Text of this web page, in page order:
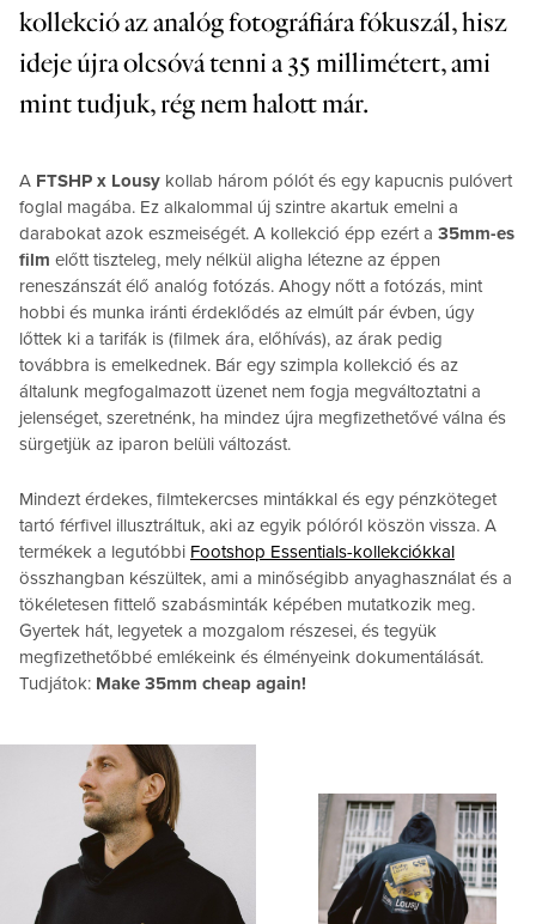
kollekció az analóg fotográfiára fókuszál, hisz
ideje újra olcsóvá tenni a 35 millimétert, ami
mint tudjuk, rég nem halott már.
A FTSHP x Lousy kollab három pólót és egy kapucnis pulóvert
foglal magába. Ez alkalommal új szintre akartuk emelni a
darabokat azok eszmeiségét. A kollekció épp ezért a 35mm-es
film előtt tiszteleg, mely nélkül aligha létezne az éppen
reneszánszát élő analóg fotózás. Ahogy nőtt a fotózás, mint
hobbi és munka iránti érdeklődés az elmúlt pár évben, úgy
lőttek ki a tarifák is (filmek ára, előhívás), az árak pedig
továbbra is emelkednek. Bár egy szimpla kollekció és az
általunk megfogalmazott üzenet nem fogja megváltoztatni a
jelenséget, szeretnénk, ha mindez újra megfizethetővé válna és
sürgetjük az iparon belüli változást.
Mindezt érdekes, filmtekercses mintákkal és egy pénzköteget
tartó férfivel illusztráltuk, aki az egyik pólóról köszön vissza. A
termékek a legutóbbi Footshop Essentials-kollekciókkal
összhangban készültek, ami a minőségibb anyaghasználat és a
tökéletesen fittelő szabásminták képében mutatkozik meg.
Gyertek hát, legyetek a mozgalom részesei, és tegyük
megfizethetőbbé emlékeink és élményeink dokumentálását.
Tudjátok: Make 35mm cheap again!